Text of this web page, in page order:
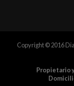
Copyright © 2016
Propietario